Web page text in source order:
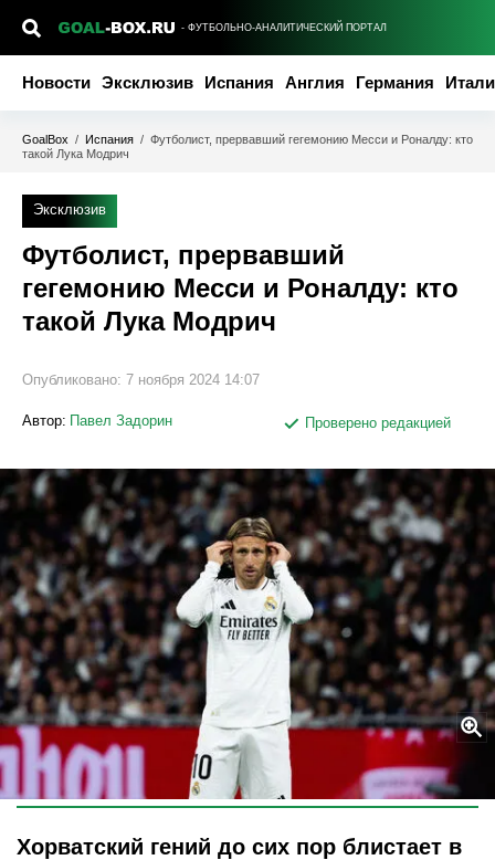
- ФУТБОЛЬНО-АНАЛИТИЧЕСКИЙ ПОРТАЛ
Новости Эксклюзив Испания Англия Германия
GoalBox / Испания / Футболист, прервавший гегемонию Месси и Роналду: кто
такой Лука Модрич
Эксклюзив
Футболист, прервавший
гегемонию Месси и Роналду: кто
такой Лука Модрич
Опубликовано: 7 ноября 2024 14:07
Автор: Павел Задорин Проверено редакцией
Legion-Media
Хорватский гений до сих пор блистает в